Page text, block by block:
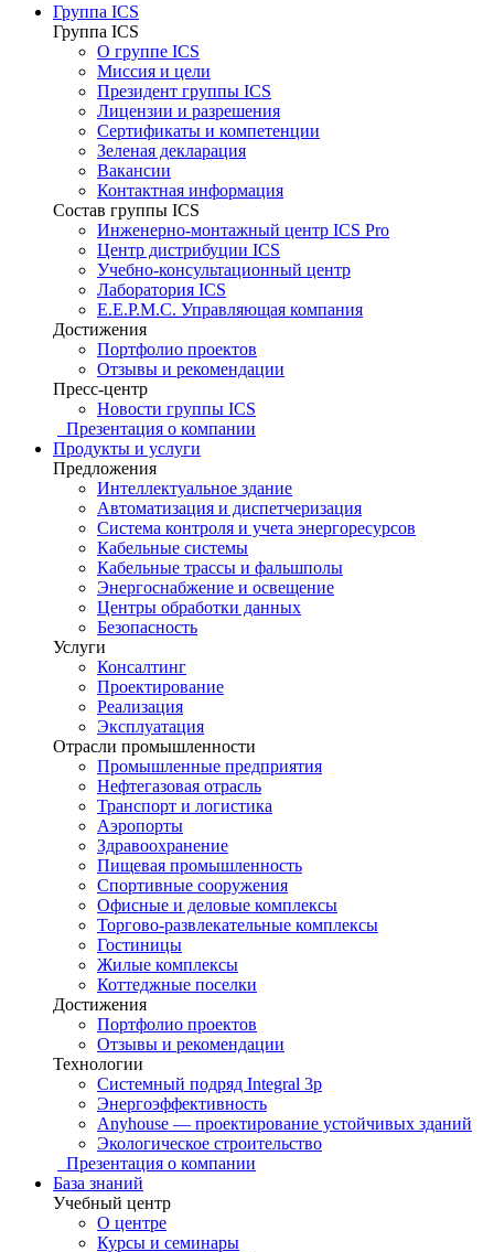
Группа ICS
Группа ICS
О группе ICS
Миссия и цели
Президент группы ICS
Лицензии и разрешения
Сертификаты и компетенции
Зеленая декларация
Вакансии
Контактная информация
Состав группы ICS
Инженерно-монтажный центр ICS Pro
Центр дистрибуции ICS
Учебно-консультационный центр
Лаборатория ICS
E.E.P.M.C. Управляющая компания
Достижения
Портфолио проектов
Отзывы и рекомендации
Пресс-центр
Новости группы ICS
Презентация о компании
Продукты и услуги
Предложения
Интеллектуальное здание
Автоматизация и диспетчеризация
Система контроля и учета энергоресурсов
Кабельные системы
Кабельные трассы и фальшполы
Энергоснабжение и освещение
Центры обработки данных
Безопасность
Услуги
Консалтинг
Проектирование
Реализация
Эксплуатация
Отрасли промышленности
Промышленные предприятия
Нефтегазовая отрасль
Транспорт и логистика
Аэропорты
Здравоохранение
Пищевая промышленность
Спортивные сооружения
Офисные и деловые комплексы
Торгово-развлекательные комплексы
Гостиницы
Жилые комплексы
Коттеджные поселки
Достижения
Портфолио проектов
Отзывы и рекомендации
Технологии
Системный подряд Integral 3p
Энергоэффективность
Anyhouse — проектирование устойчивых зданий
Экологическое строительство
Презентация о компании
База знаний
Учебный центр
О центре
Курсы и семинары